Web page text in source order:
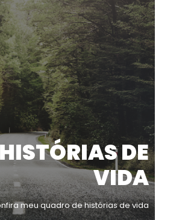
HISTÓRIAS DE
VIDA
meu quadro de histórias de vida